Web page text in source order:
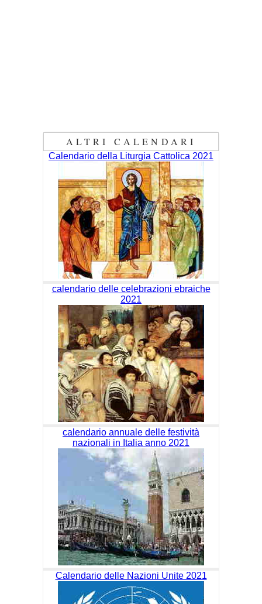
ALTRI CALENDARI
Calendario della Liturgia Cattolica 2021
calendario delle celebrazioni ebraiche
2021
calendario annuale delle festività
nazionali in Italia anno 2021
Calendario delle Nazioni Unite 2021